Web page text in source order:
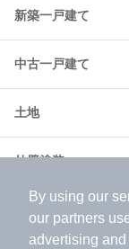
By using our
our partners
advertising
新築一戸建て
中古一戸建て
土地
外壁塗装